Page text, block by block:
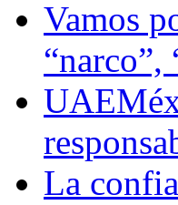
Vamos
La